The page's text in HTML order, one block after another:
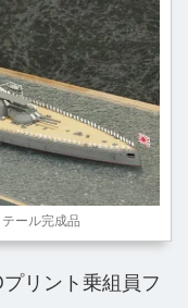
ール完成品
リント乗組員フ